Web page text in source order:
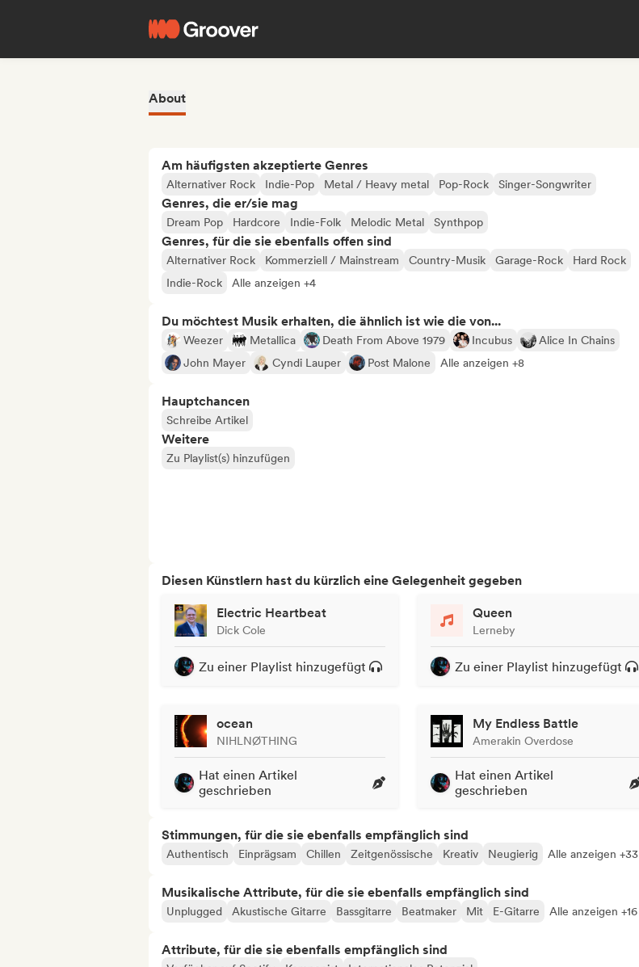
About
Am häufigsten akzeptierte Genres
Alternativer Rock Indie-Pop Metal / Heavy metal Pop-Rock Singer-Songwriter
Genres, die er/sie mag
Dream Pop Hardcore Indie-Folk Melodic Metal Synthpop
Genres, für die sie ebenfalls offen sind
Alternativer Rock Kommerziell / Mainstream Country-Musik Garage-Rock
Hard Rock
Indie-Rock
Alle anzeigen +4
Du möchtest Musik erhalten, die ähnlich ist wie die von...
Weezer Metallica Death From Above 1979 Incubus
Alice In Chains
John Mayer
Cyndi Lauper Post Malone Alle anzeigen +8
Hauptchancen
Schreibe Artikel
Weitere
Zu Playlist(s) hinzufügen
Diesen Künstlern hast du kürzlich eine Gelegenheit gegeben
Electric Heartbeat
Dick Cole
Zu einer Playlist hinzugefügt
Queen
Lerneby
Zu einer Playlist hinzugefügt
ocean
NIHLNØTHING
Hat einen Artikel
geschrieben
My Endless Battle
Amerakin Overdose
Hat einen Artikel
geschrieben
Stimmungen, für die sie ebenfalls empfänglich sind
Authentisch Einprägsam Chillen Zeitgenössische Kreativ Neugierig Alle anzeigen +33
Musikalische Attribute, für die sie ebenfalls empfänglich sind
Unplugged Akustische Gitarre Bassgitarre Beatmaker Mit E-Gitarre Alle anzeigen +16
Attribute, für die sie ebenfalls empfänglich sind